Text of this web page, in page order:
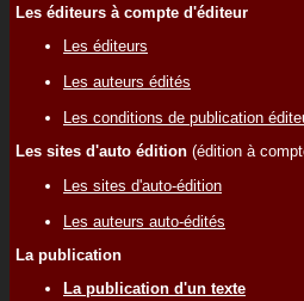
Les éditeurs à compte d'éditeur
Les éditeurs
Les auteurs édités
Les conditions de publication
Les sites d'auto édition (édition à
Les sites d'auto-édition
Les auteurs auto-édités
La publication
La publication d'un texte